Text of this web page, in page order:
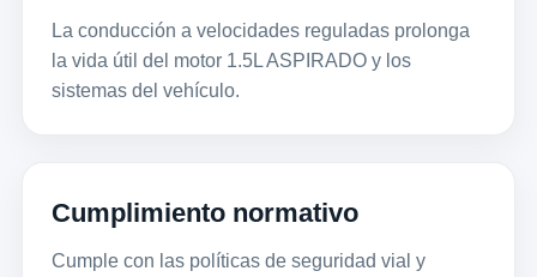
La conducción a velocidades reguladas prolonga
la vida útil del motor 1.5L ASPIRADO y los
sistemas del vehículo.
Cumplimiento normativo
Cumple con las políticas de seguridad vial y